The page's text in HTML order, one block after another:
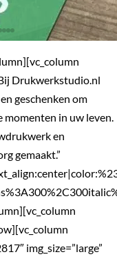
Drukwerkstudio.nl
geschenken om
momenten in uw leven.
en
gemaakt.”
img_size=”large”